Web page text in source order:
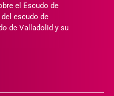
el Escudo de
escudo de
de Valladolid y su